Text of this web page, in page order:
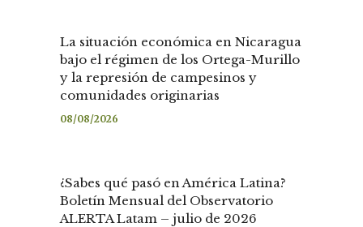
La situación económica en Nicaragua
bajo el régimen de los Ortega-Murillo
y la represión de campesinos y
comunidades originarias
08/08/2026
¿Sabes qué pasó en América Latina?
Boletín Mensual del Observatorio
ALERTA Latam – julio de 2026